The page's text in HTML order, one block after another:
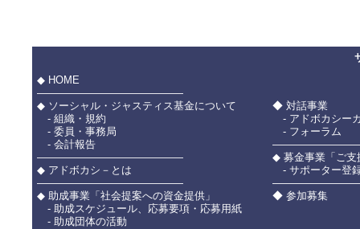
◆ HOME
――――――――――――――
◆ ソーシャル・ジャスティス基金について
- 組織・規約
- 委員・事務局
- 会計報告
――――――――――――――
◆ アドボカシ－とは
――――――――――――――
◆ 助成事業「社会提案への資金提供」
- 助成スケジュール、応募要項・応募用紙
- 助成団体の活動
◆ 対話事業
- アドボカシー
- フォーラム
◆ 募金事業「ご支
- サポーター登
◆ 参加募集